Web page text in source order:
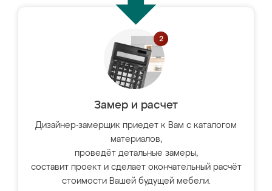
Замер и расчет
Дизайнер-замерщик приедет к Вам с каталогом
материалов,
проведёт детальные замеры,
составит проект и сделает окончательный расчёт
стоимости Вашей будущей мебели.